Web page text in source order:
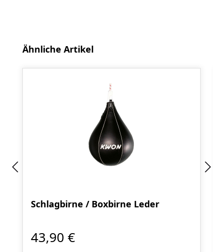
Produktgalerie überspringen
Ähnliche Artikel
Schlagbirne / Boxbirne Leder
43,90 €